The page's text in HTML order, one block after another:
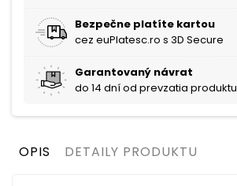
Bezpečne platíte kartou
cez euPlatesc.ro s 3D Secure
Garantovaný návrat
do 14 dní od prevzatia produktu
OPIS DETAILY PRODUKTU